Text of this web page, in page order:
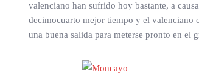
valenciano han sufrido hoy bastante, a
decimocuarto mejor tiempo y el valenciano
una buena salida para meterse pronto en el